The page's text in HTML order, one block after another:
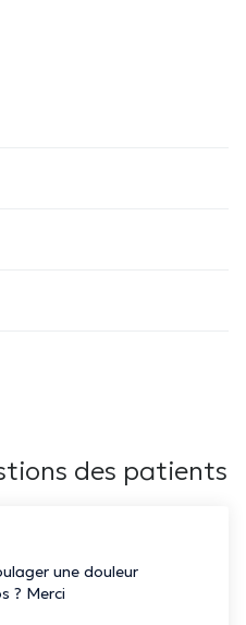
des patients
une douleur
? Merci